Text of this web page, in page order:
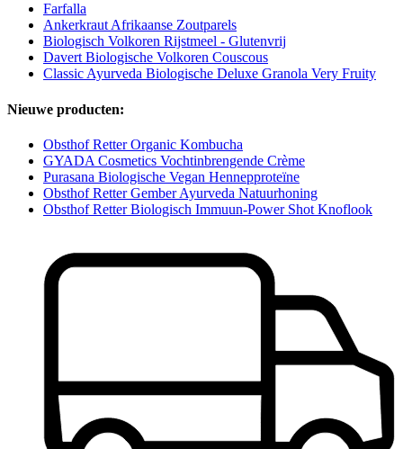
Farfalla
Ankerkraut Afrikaanse Zoutparels
Biologisch Volkoren Rijstmeel - Glutenvrij
Davert Biologische Volkoren Couscous
Classic Ayurveda Biologische Deluxe Granola Very Fruity
Nieuwe producten:
Obsthof Retter Organic Kombucha
GYADA Cosmetics Vochtinbrengende Crème
Purasana Biologische Vegan Hennepproteïne
Obsthof Retter Gember Ayurveda Natuurhoning
Obsthof Retter Biologisch Immuun-Power Shot Knoflook